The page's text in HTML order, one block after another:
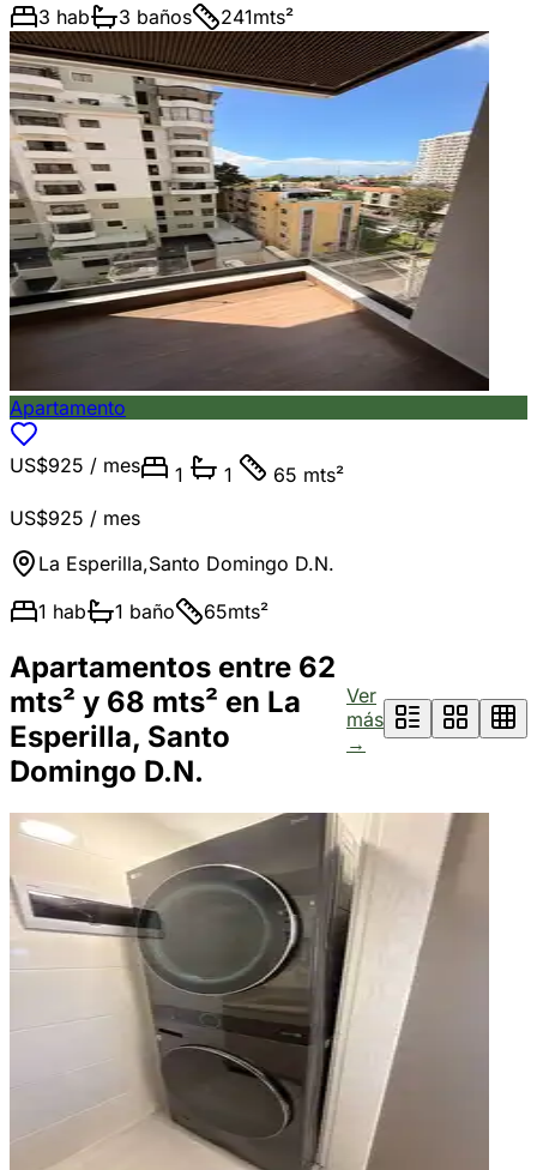
3 hab 3 baños 241mts²
Apartamento
US$925 / mes 1 1
65 mts²
US$925 / mes
La Esperilla,Santo Domingo D.N.
1 hab 1 baño 65mts²
Apartamentos entre 62
mts² y 68 mts² en La
Esperilla, Santo
Domingo D.N.
Ver
más
→